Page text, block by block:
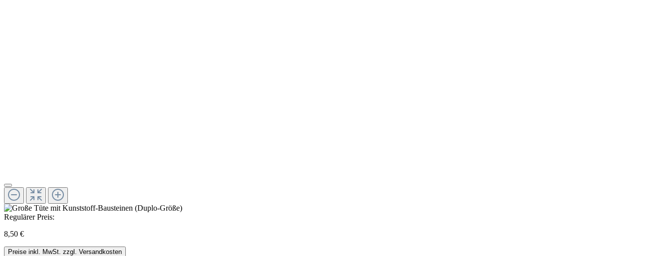
Regulärer Preis:
8,50 €
Preise inkl. MwSt. zzgl. Versandkosten